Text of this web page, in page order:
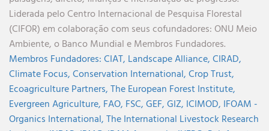
Liderada pelo Centro Internacional de Pesquisa Florestal
(CIFOR) em colaboração com seus cofundadores: ONU Meio
Ambiente, o Banco Mundial e Membros Fundadores.
Membros Fundadores:CIAT, Landscape Alliance,CIRAD,
Climate Focus,Conservation International,Crop Trust,
Ecoagriculture Partners,The European Forest Institute,
Evergreen Agriculture, FAO, FSC,GEF,GIZ, ICIMOD, IFOAM -
Organics International,The International Livestock Research